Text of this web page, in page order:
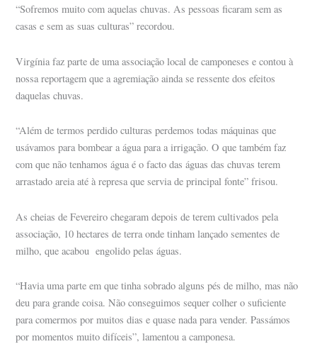
“Sofremos muito com aquelas chuvas. As pessoas ficaram sem as
casas e sem as suas culturas” recordou.
Virgínia faz parte de uma associação local de camponeses e contou à
nossa reportagem que a agremiação ainda se ressente dos efeitos
daquelas chuvas.
“Além de termos perdido culturas perdemos todas máquinas que
usávamos para bombear a água para a irrigação. O que também faz
com que não tenhamos água é o facto das águas das chuvas terem
arrastado areia até à represa que servia de principal fonte” frisou.
As cheias de Fevereiro chegaram depois de terem cultivados pela
associação, 10 hectares de terra onde tinham lançado sementes de
milho, que acabou engolido pelas águas.
“Havia uma parte em que tinha sobrado alguns pés de milho, mas não
deu para grande coisa. Não conseguimos sequer colher o suficiente
para comermos por muitos dias e quase nada para vender. Passámos
por momentos muito difíceis”, lamentou a camponesa.